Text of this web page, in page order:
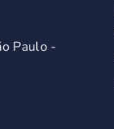
Paulo -